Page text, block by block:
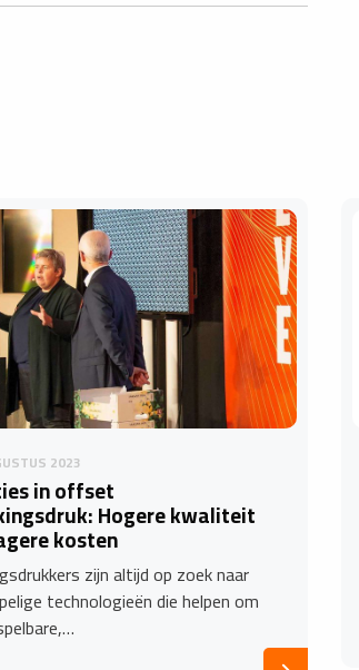
2023
in offset
Hogere kwaliteit
kosten
zijn altijd op zoek naar
technologieën die helpen om